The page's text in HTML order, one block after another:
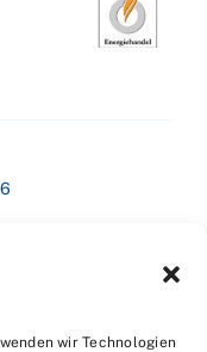
wir Technologien